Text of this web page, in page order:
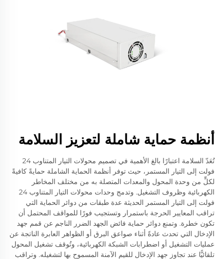
أنظمة حماية شاملة لتعزيز السلامة
تُعَدّ السلامة اعتبارًا بالغ الأهمية في تصميم محولات التيار المتناوب 24
فولت إلى التيار المستمر، حيث توفر أنظمة الحماية الشاملة حمايةً كافيةً
لكلٍّ من وحدة المحول والمعدات المتصلة به من مختلف المخاطر
الكهربائية وظروف التشغيل. وتدمج وحدات محولات التيار المتناوب 24
فولت إلى التيار المستمر الحديثة عدة طبقات من دوائر الحماية التي
تراقب المعايير الحرجة باستمرار وتستجيب فورًا للمواقف المحتمل أن
تكون خطرة. وتمنع دوائر حماية فائض الجهد الضرر الناجم عن قمم جهد
الإدخال التي تحدث عادةً أثناء صواعق البرق أو الظواهر العابرة الناتجة عن
عمليات التشغيل أو اضطرابات الشبكة الكهربائية، وتُوقف تشغيل المحول
تلقائيًّا عند تجاوز جهد الإدخال للقيم الآمنة المسموح بها لتشغيله. وتراقب